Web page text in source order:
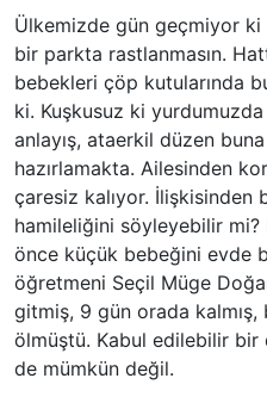
Ülkemizde gün geçmiyor
bir parkta rastlanmasın.
bebekleri çöp kutularında
ki. Kuşkusuz ki
anlayış, ataerkil düzen
hazırlamakta. Ailesinden
çaresiz kalıyor. İlişkisinden
hamileliğini söyleyebilir mi?
önce küçük bebeğini evde
öğretmeni Seçil Müge
gitmiş, 9 gün orada kalmış,
ölmüştü. Kabul edilebilir
de mümkün değil.